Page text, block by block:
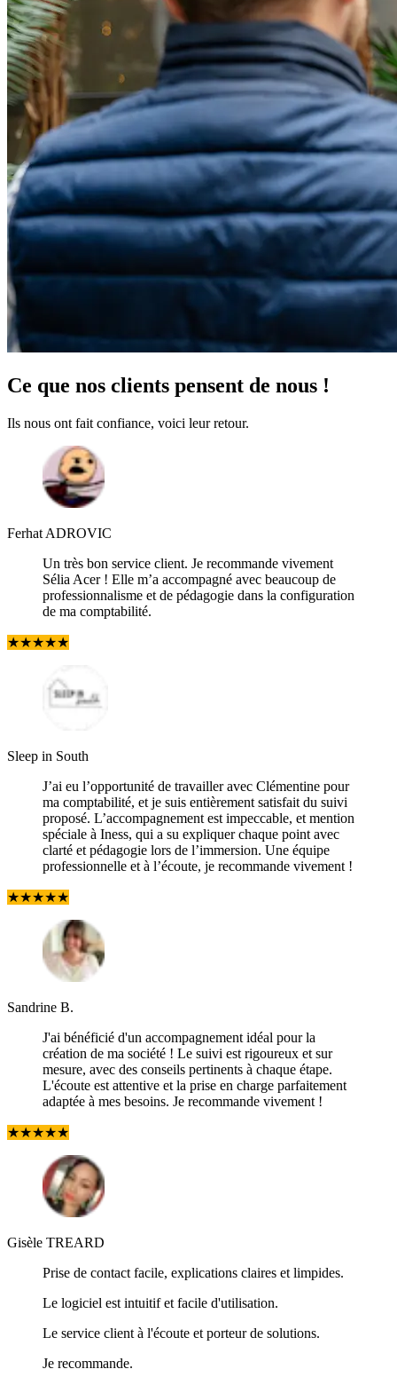
Ce que nos clients pensent de nous !
Ils nous ont fait confiance, voici leur retour.
Ferhat ADROVIC
Un très bon service client. Je recommande vivement
Sélia Acer ! Elle m’a accompagné avec beaucoup de
professionnalisme et de pédagogie dans la configuration
de ma comptabilité.
★★★★★
Sleep in South
J’ai eu l’opportunité de travailler avec Clémentine pour
ma comptabilité, et je suis entièrement satisfait du suivi
proposé. L’accompagnement est impeccable, et mention
spéciale à Iness, qui a su expliquer chaque point avec
clarté et pédagogie lors de l’immersion. Une équipe
professionnelle et à l’écoute, je recommande vivement !
★★★★★
Sandrine B.
J'ai bénéficié d'un accompagnement idéal pour la
création de ma société ! Le suivi est rigoureux et sur
mesure, avec des conseils pertinents à chaque étape.
L'écoute est attentive et la prise en charge parfaitement
adaptée à mes besoins. Je recommande vivement !
★★★★★
Gisèle TREARD
Prise de contact facile, explications claires et limpides.
Le logiciel est intuitif et facile d'utilisation.
Le service client à l'écoute et porteur de solutions.
Je recommande.